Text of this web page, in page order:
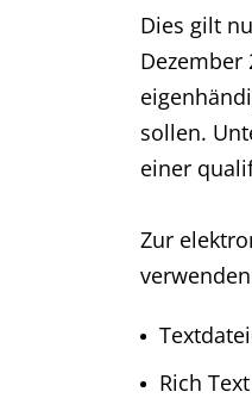
Dies gilt
sollen.
einer
Zur
Rich